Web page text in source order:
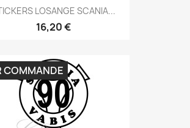
LOSANGE SCANIA...
16,20 €
COMMANDE